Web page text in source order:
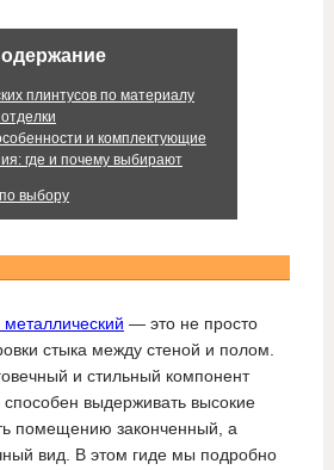
плинтусов по материалу
и комплектующие
где и почему выбирают
выбору
— это не просто
стыка между стеной и полом.
и стильный компонент
выдерживать высокие
помещению законченный, а
вид. В этом гиде мы подробно